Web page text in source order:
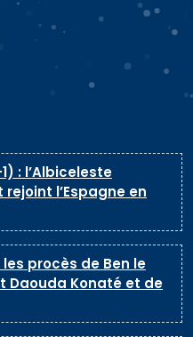
: l’Albiceleste
l’Espagne en
procès de Ben le
Daouda Konaté et de